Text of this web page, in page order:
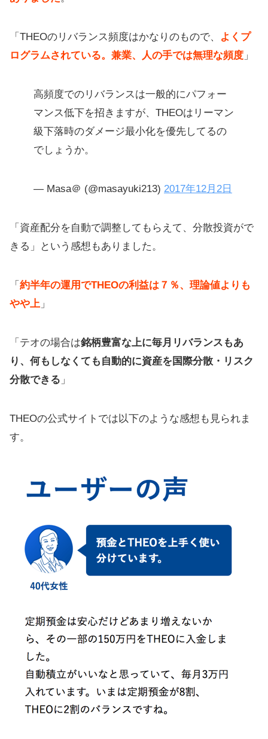
「THEOのリバランス頻度はかなりのもので、
よくプ
ログラムされている。兼業、人の手では無理な頻度 」
高頻度でのリバランスは一般的にパフォー
マンス低下を招きますが、THEOはリーマン
級下落時のダメージ最小化を優先してるの
でしょうか。
— Masa＠ (@masayuki213) 2017年12月2日
「資産配分を自動で調整してもらえて、分散投資がで
きる」という感想もありました。
「 約半年の運用でTHEOの利益は７％、理論値よりも
やや上 」
「テオの場合は銘柄豊富な上に毎月リバランスもあ
り、何もしなくても自動的に資産を国際分散・リスク
分散できる 」
THEOの公式サイトでは以下のような感想も見られま
す。